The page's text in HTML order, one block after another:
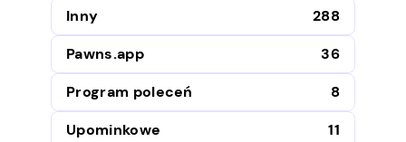
Inny
288
Pawns.app
36
Program poleceń
8
Upominkowe
11